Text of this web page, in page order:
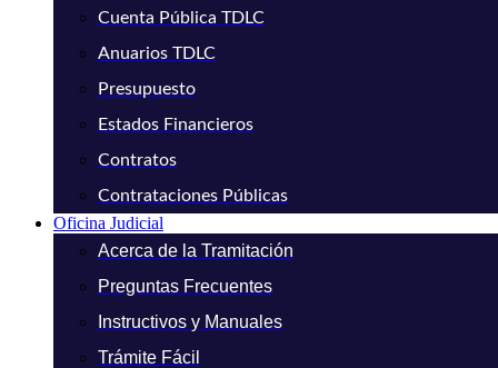
Cuenta Pública TDLC
Anuarios TDLC
Presupuesto
Estados Financieros
Contratos
Contrataciones Públicas
Oficina Judicial
Acerca de la Tramitación
Preguntas Frecuentes
Instructivos y Manuales
Trámite Fácil